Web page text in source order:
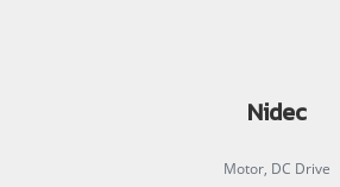
Nidec
Motor, DC Drive